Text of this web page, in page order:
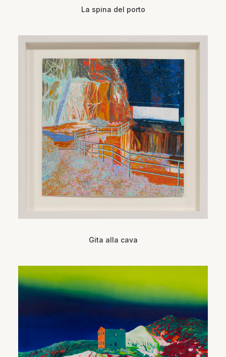
La spina del porto
Gita alla cava